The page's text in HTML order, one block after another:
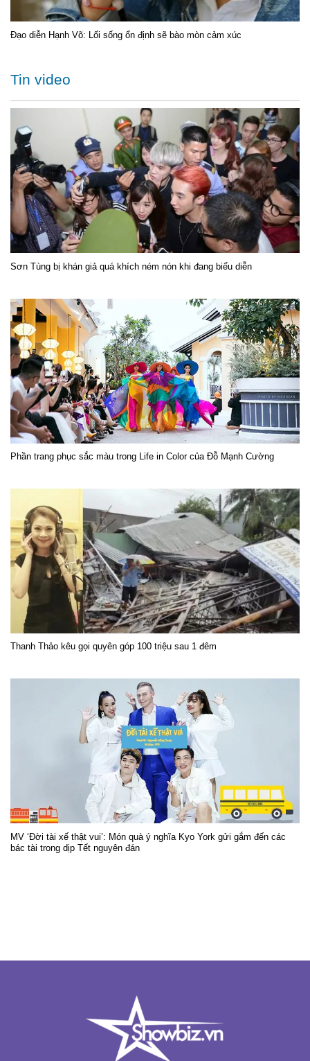
Đạo diễn Hạnh Võ: Lối sống ổn định sẽ bào mòn cảm xúc
Tin video
Sơn Tùng bị khán giả quá khích ném nón khi đang biểu diễn
Phần trang phục sắc màu trong Life in Color của Đỗ Mạnh Cường
Thanh Thảo kêu gọi quyên góp 100 triệu sau 1 đêm
MV ‘Đời tài xế thật vui’: Món quà ý nghĩa Kyo York gửi gắm đến các
bác tài trong dịp Tết nguyên đán